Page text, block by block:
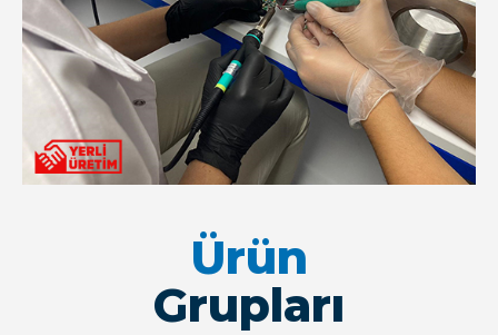
Ürün
Grupları